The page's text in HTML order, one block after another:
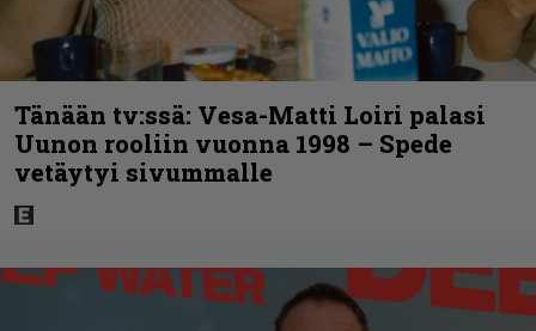
Tänään tv:ssä: Vesa-Matti Loiri palasi
Uunon rooliin vuonna 1998 – Spede
vetäytyi sivummalle